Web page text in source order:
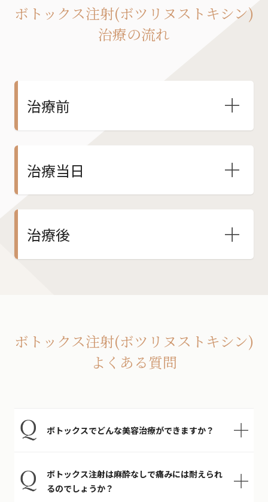
ボトックス注射(ボツリヌストキシン)
治療の流れ
治療前
治療当日
治療後
ボトックス注射(ボツリヌストキシン)
よくある質問
ボトックスでどんな美容治療ができますか？
ボトックス注射は麻酔なしで痛みには耐えられ
るのでしょうか？